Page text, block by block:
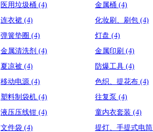
医用垃圾桶 (4) 金属桶 (4)
连衣裙 (4) 化妆刷、刷包 (4)
弹簧垫圈 (4) 灯盘 (4)
金属清洗剂 (4) 金属印刷 (4)
夏凉被 (4) 防爆工具 (4)
移动电源 (4) 色织、提花布 (4)
塑料制袋机 (4) 往复泵 (4)
液压压线钳 (4) 童内衣套装 (4)
文件袋 (4) 提灯、手提式电筒